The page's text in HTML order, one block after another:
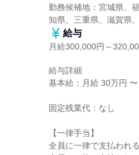
勤務候補地：宮城県、
知県、三重県、滋賀県
給与
月給300,000円～
給与詳細
基本給：月給 30万円
固定残業代：なし
【一律手当】
全員に一律で支払われ